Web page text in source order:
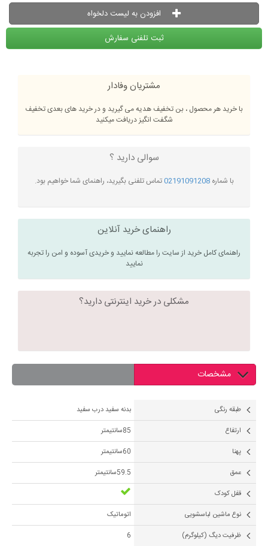
افزودن به لیست دلخواه
ثبت تلفنی سفارش
مشتریان وفادار
با خرید هر محصول ، بن تخفیف هدیه می گیرید و در خرید های بعدی تخفیف
شگفت انگیز دریافت میکنید
سوالی دارید ؟
با شماره02191091208تماس تلفنی بگیرید، راهنمای شما خواهیم بود.
راهنمای خرید آنلاین
راهنمای کامل خرید از سایت را مطالعه نمایید و خریدی آسوده و امن را تجربه
نمایید
مشکلی در خرید اینترنتی دارید؟
مشخصات
طبقه رنگی
بدنه سفید درب سفید
ارتفاع
85سانتیمتر
پهنا
60سانتیمتر
عمق
59.5سانتیمتر
قفل کودک
نوع ماشین لباسشویی
اتوماتیک
ظرفیت دیگ (کیلوگرم)
6